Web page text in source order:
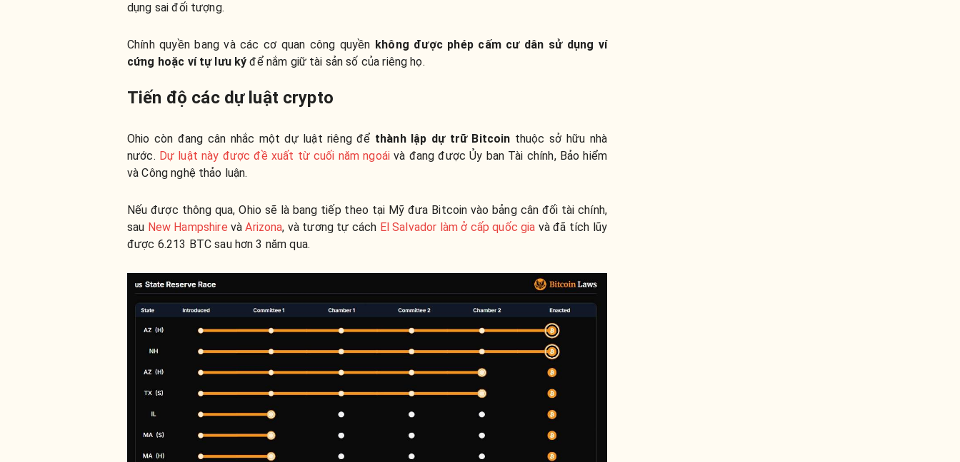
dụng sai đối tượng.
Chính quyền bang và các cơ quan công quyền không được phép cấm cư dân sử dụng ví
cứng hoặc ví tự lưu ký để nắm giữ tài sản số của riêng họ.
Tiến độ các dự luật crypto
Ohio còn đang cân nhắc một dự luật riêng để thành lập dự trữ Bitcoin thuộc sở hữu nhà
nước. Dự luật này được đề xuất từ cuối năm ngoái và đang được Ủy ban Tài chính, Bảo hiểm
và Công nghệ thảo luận.
Nếu được thông qua, Ohio sẽ là bang tiếp theo tại Mỹ đưa Bitcoin vào bảng cân đối tài chính,
sau New Hampshire vàArizona, và tương tự cách El Salvador làm ở cấp quốc gia và đã tích lũy
được 6.213 BTC sau hơn 3 năm qua.